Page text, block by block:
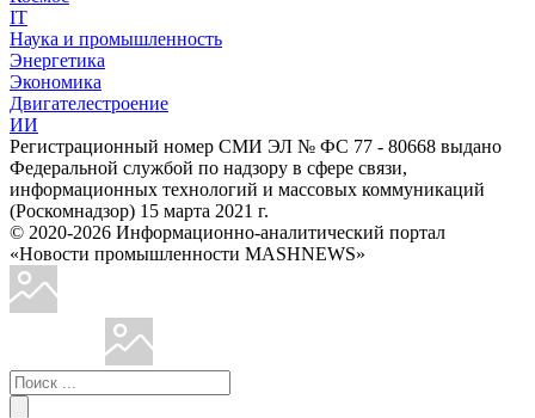
IT
Наука и промышленность
Энергетика
Экономика
Двигателестроение
ИИ
Регистрационный номер СМИ ЭЛ № ФС 77 - 80668 выдано
Федеральной службой по надзору в сфере связи,
информационных технологий и массовых коммуникаций
(Роскомнадзор) 15 марта 2021 г.
© 2020-2026 Информационно-аналитический портал
«Новости промышленности MASHNEWS»